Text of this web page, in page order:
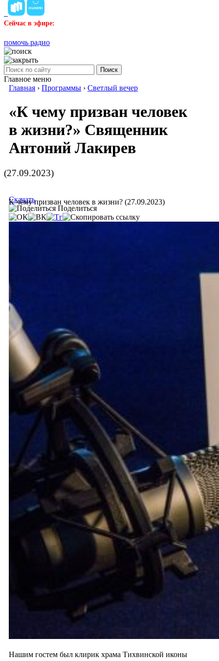
Сейчас в эфире:
помочь радио
Поиск
Главное меню
Главная › Программы › Светлый вечер
«К чему призван человек
в жизни?» Священник
Антоний Лакирев
(27.09.2023)
К чему призван человек в жизни? (27.09.2023)
Скачать
Поделиться
Нашим гостем был клирик храма Тихвинской иконы